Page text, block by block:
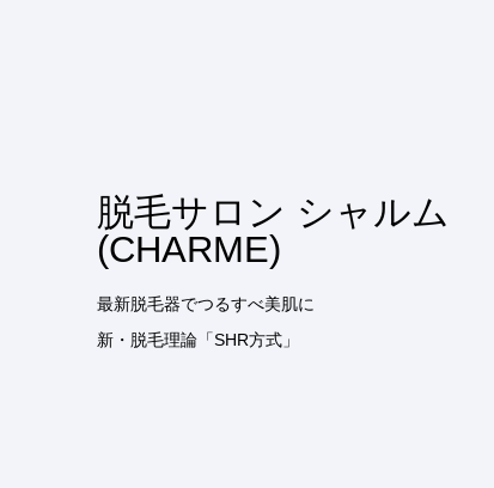
脱毛サロン シャルム
(CHARME)
最新脱毛器でつるすべ美肌に
新・脱毛理論「SHR方式」